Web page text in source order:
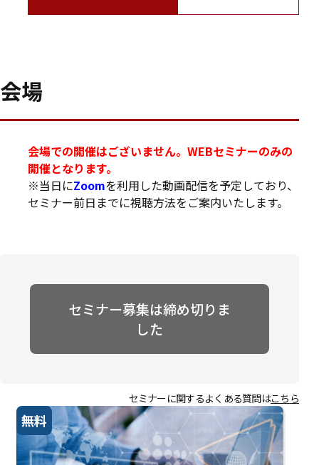
会場
会場での開催はございません。WEBセミナーのみの
開催となります。
※当日にZoomを利用した動画配信を予定しており、
セミナー前日までに視聴方法をご案内いたします。
セミナー募集は締め切りま
した
セミナーに関するよくある質問はこちら
無料